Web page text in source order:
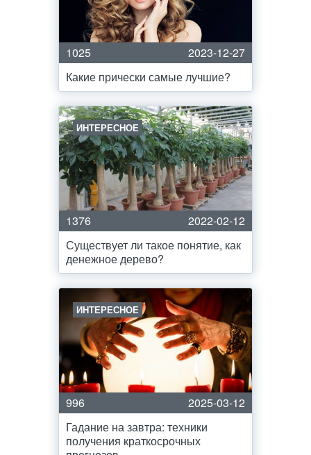
1025
2023-12-27
Какие прически самые лучшие?
ИНТЕРЕСНОЕ
1376
2022-02-12
Существует ли такое понятие, как
денежное дерево?
ИНТЕРЕСНОЕ
996
2025-03-12
Гадание на завтра: техники
получения краткосрочных